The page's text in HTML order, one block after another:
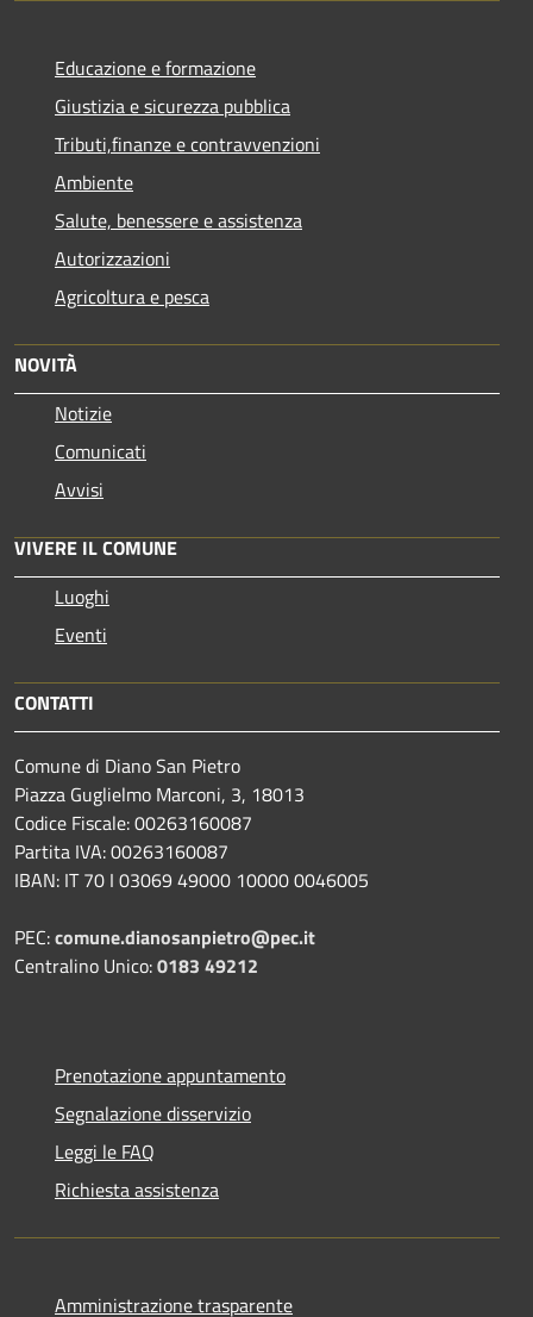
Educazione e formazione
Giustizia e sicurezza pubblica
Tributi,finanze e contravvenzioni
Ambiente
Salute, benessere e assistenza
Autorizzazioni
Agricoltura e pesca
NOVITÀ
Notizie
Comunicati
Avvisi
VIVERE IL COMUNE
Luoghi
Eventi
CONTATTI
Comune di Diano San Pietro
Piazza Guglielmo Marconi, 3, 18013
Codice Fiscale: 00263160087
Partita IVA: 00263160087
IBAN: IT 70 I 03069 49000 10000 0046005
PEC:comune.dianosanpietro@pec.it
Centralino Unico:0183 49212
Prenotazione appuntamento
Segnalazione disservizio
Leggi le FAQ
Richiesta assistenza
Amministrazione trasparente